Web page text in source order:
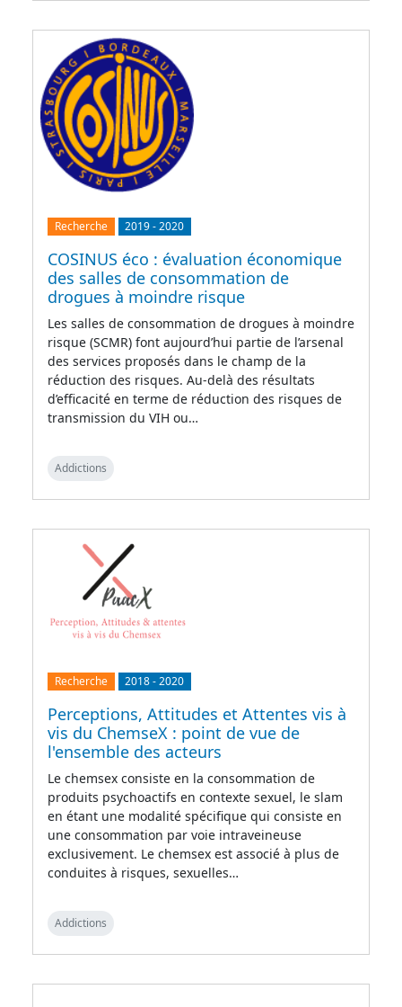
Recherche 2019-2020
COSINUS éco : évaluation économique
des salles de consommation de
drogues à moindre risque
Les salles de consommation de drogues à moindre
risque (SCMR) font aujourd’hui partie de l’arsenal
des services proposés dans le champ de la
réduction des risques. Au-delà des résultats
d’efficacité en terme de réduction des risques de
transmission du VIH ou…
Addictions
Recherche 2018-2020
Perceptions, Attitudes et Attentes vis à
vis du ChemseX : point de vue de
l'ensemble des acteurs
Le chemsex consiste en la consommation de
produits psychoactifs en contexte sexuel, le slam
en étant une modalité spécifique qui consiste en
une consommation par voie intraveineuse
exclusivement. Le chemsex est associé à plus de
conduites à risques, sexuelles…
Addictions